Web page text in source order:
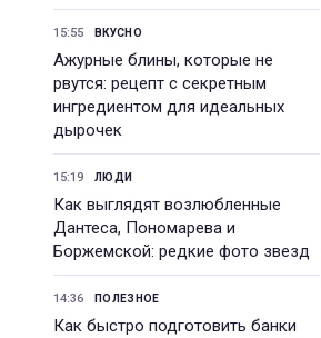
15:55 ВКУСНО
Ажурные блины, которые не
рвутся: рецепт с секретным
ингредиентом для идеальных
дырочек
15:19 ЛЮДИ
Как выглядят возлюбленные
Дантеса, Пономарева и
Боржемской: редкие фото звезд
14:36 ПОЛЕЗНОЕ
Как быстро подготовить банки